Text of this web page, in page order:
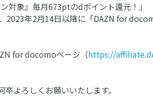
象』毎月673ptのdポイント還元！」
2023年2月14日以降に「DAZN for
for docomoページ（https://
よろしくお願いいたします。